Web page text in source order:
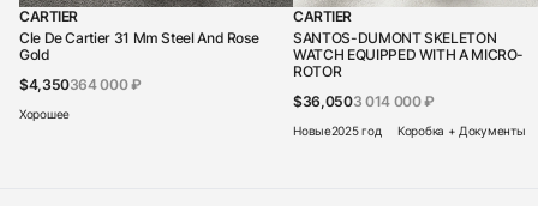
CARTIER
Cle De Cartier 31 Mm Steel And Rose
Gold
$4,350364 000 ₽
Хорошее
CARTIER
SANTOS-DUMONT SKELETON
WATCH EQUIPPED WITH A MICRO-
ROTOR
$36,0503 014 000 ₽
Новые2025 год Коробка + Документы